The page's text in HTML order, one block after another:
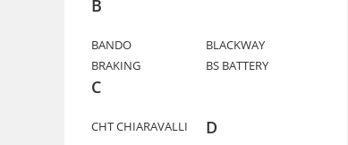
B
BANDO
BLACKWAY
BRAKING
BS BATTERY
C
CHT CHIARAVALLI D